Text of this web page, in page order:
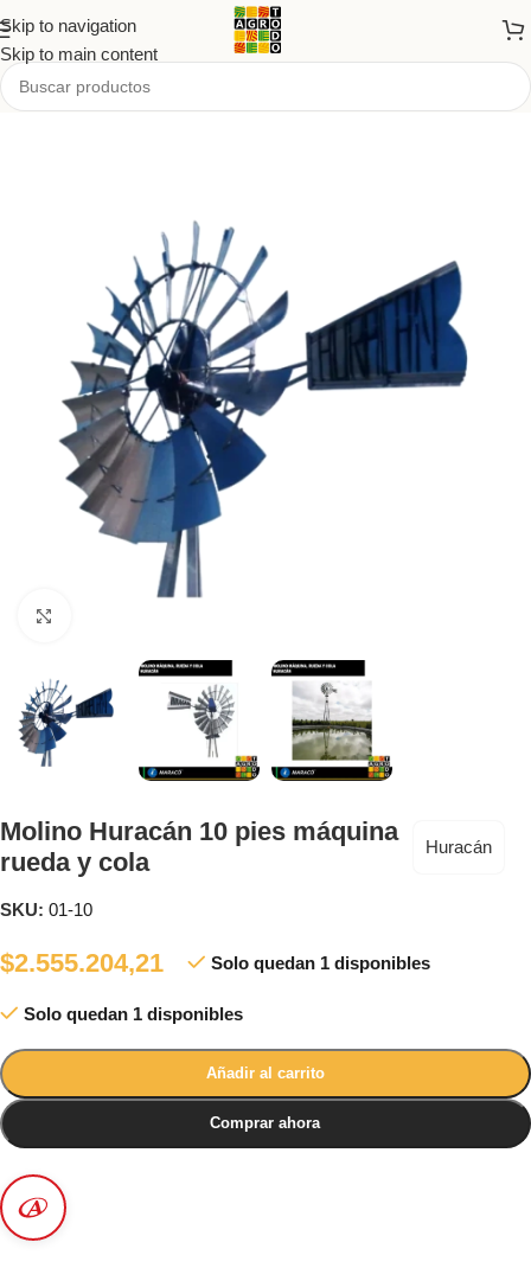
Skip to navigation
Skip to main content
Tienda
Molino Huracán 10 pies máquina
rueda y cola
Huracán
SKU: 01-10
$2.555.204,21 Solo quedan 1 disponibles
Solo quedan 1 disponibles
Añadir al carrito
Comprar ahora